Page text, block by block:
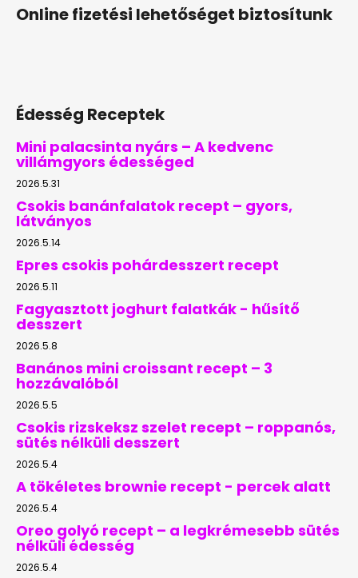
Online fizetési lehetőséget biztosítunk
Édesség Receptek
Mini palacsinta nyárs – A kedvenc
villámgyors édességed
2026.5.31
Csokis banánfalatok recept – gyors,
látványos
2026.5.14
Epres csokis pohárdesszert recept
2026.5.11
Fagyasztott joghurt falatkák - hűsítő
desszert
2026.5.8
Banános mini croissant recept – 3
hozzávalóból
2026.5.5
Csokis rizskeksz szelet recept – roppanós,
sütés nélküli desszert
2026.5.4
A tökéletes brownie recept - percek alatt
2026.5.4
Oreo golyó recept – a legkrémesebb sütés
nélküli édesség
2026.5.4